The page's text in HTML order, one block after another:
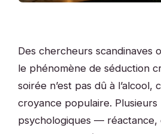
Des chercheurs scandinaves
le phénomène de séduction
soirée n’est pas dû à l’alcool,
croyance populaire. Plusieurs
psychologiques — réactance,